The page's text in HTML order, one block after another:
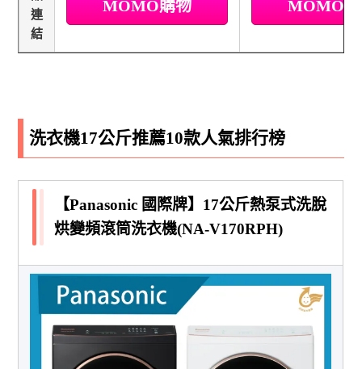
連
結
MOMO購物 MOMO
洗衣機17公斤推薦10款人氣排行榜
【Panasonic 國際牌】17公斤熱泵式洗脫
烘變頻滾筒洗衣機(NA-V170RPH)